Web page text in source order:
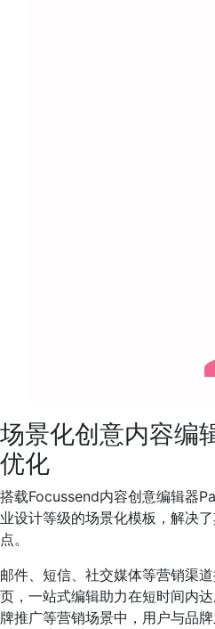
场景化创意内容编
优化
搭载Focussend内容创意编辑器
业设计等级的场景化模板，解决
点。
邮件、短信、社交媒体等营销渠
页，一站式编辑助力在短时间内
牌推广等营销场景中，用户与品